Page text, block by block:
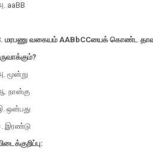
aaBB
மரபணு வகையம் AABbCCயைக் கொண்ட
மூன்று
நான்கு
ஒன்பது
இரண்டு